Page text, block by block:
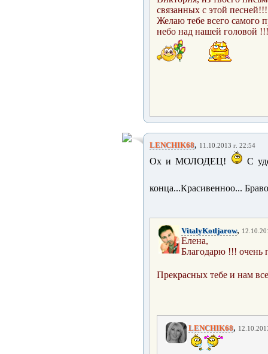
связанных с этой песней!!!
Желаю тебе всего самого
небо над нашей головой
LENCHIK68, 11.10.2013 г. 22:54
Ох и МОЛОДЕЦ! С
конца...Красивенноо...
VitalyKotljarow,
Елена,
Благодарю !!! очень
Прекрасных тебе и нам
LENCHIK68,